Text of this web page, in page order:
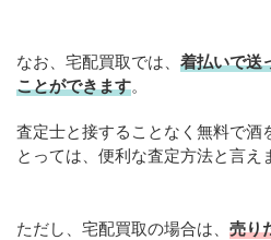
なお、宅配買取では、 着払いで送
ことができます。
査定士と接することなく無料で酒
とっては、便利な査定方法と言え
ただし、宅配買取の場合は、 売り